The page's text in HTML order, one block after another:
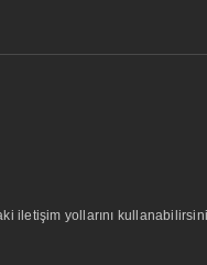
iletişim yollarını